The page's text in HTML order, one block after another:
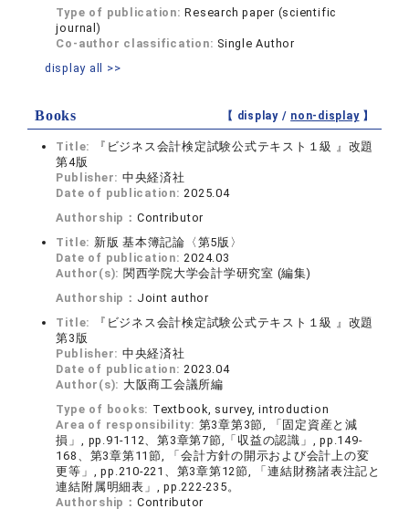
Type of publication:Research paper (scientific
journal)
Co-author classification: Single Author
display all >>
Books 【 display / non-display】
Title:
『ビジネス会計検定試験公式テキスト１級 』改題
第4版
Publisher: 中央経済社
Date of publication:2025.04
Authorship： Contributor
Title: 新版 基本簿記論〈第5版〉
Date of publication:2024.03
Author(s): 関西学院大学会計学研究室 (編集)
Authorship： Joint author
Title:
『ビジネス会計検定試験公式テキスト１級 』改題
第3版
Publisher: 中央経済社
Date of publication:2023.04
Author(s): 大阪商工会議所編
Type of books: Textbook, survey, introduction
Area of responsibility: 第3章第3節, 「固定資産と減
損」, pp.91-112、第3章第7節,「収益の認識」, pp.149-
168、第3章第11節, 「会計方針の開示および会計上の変
更等」, pp.210-221、第3章第12節, 「連結財務諸表注記と
連結附属明細表」, pp.222-235。
Authorship： Contributor